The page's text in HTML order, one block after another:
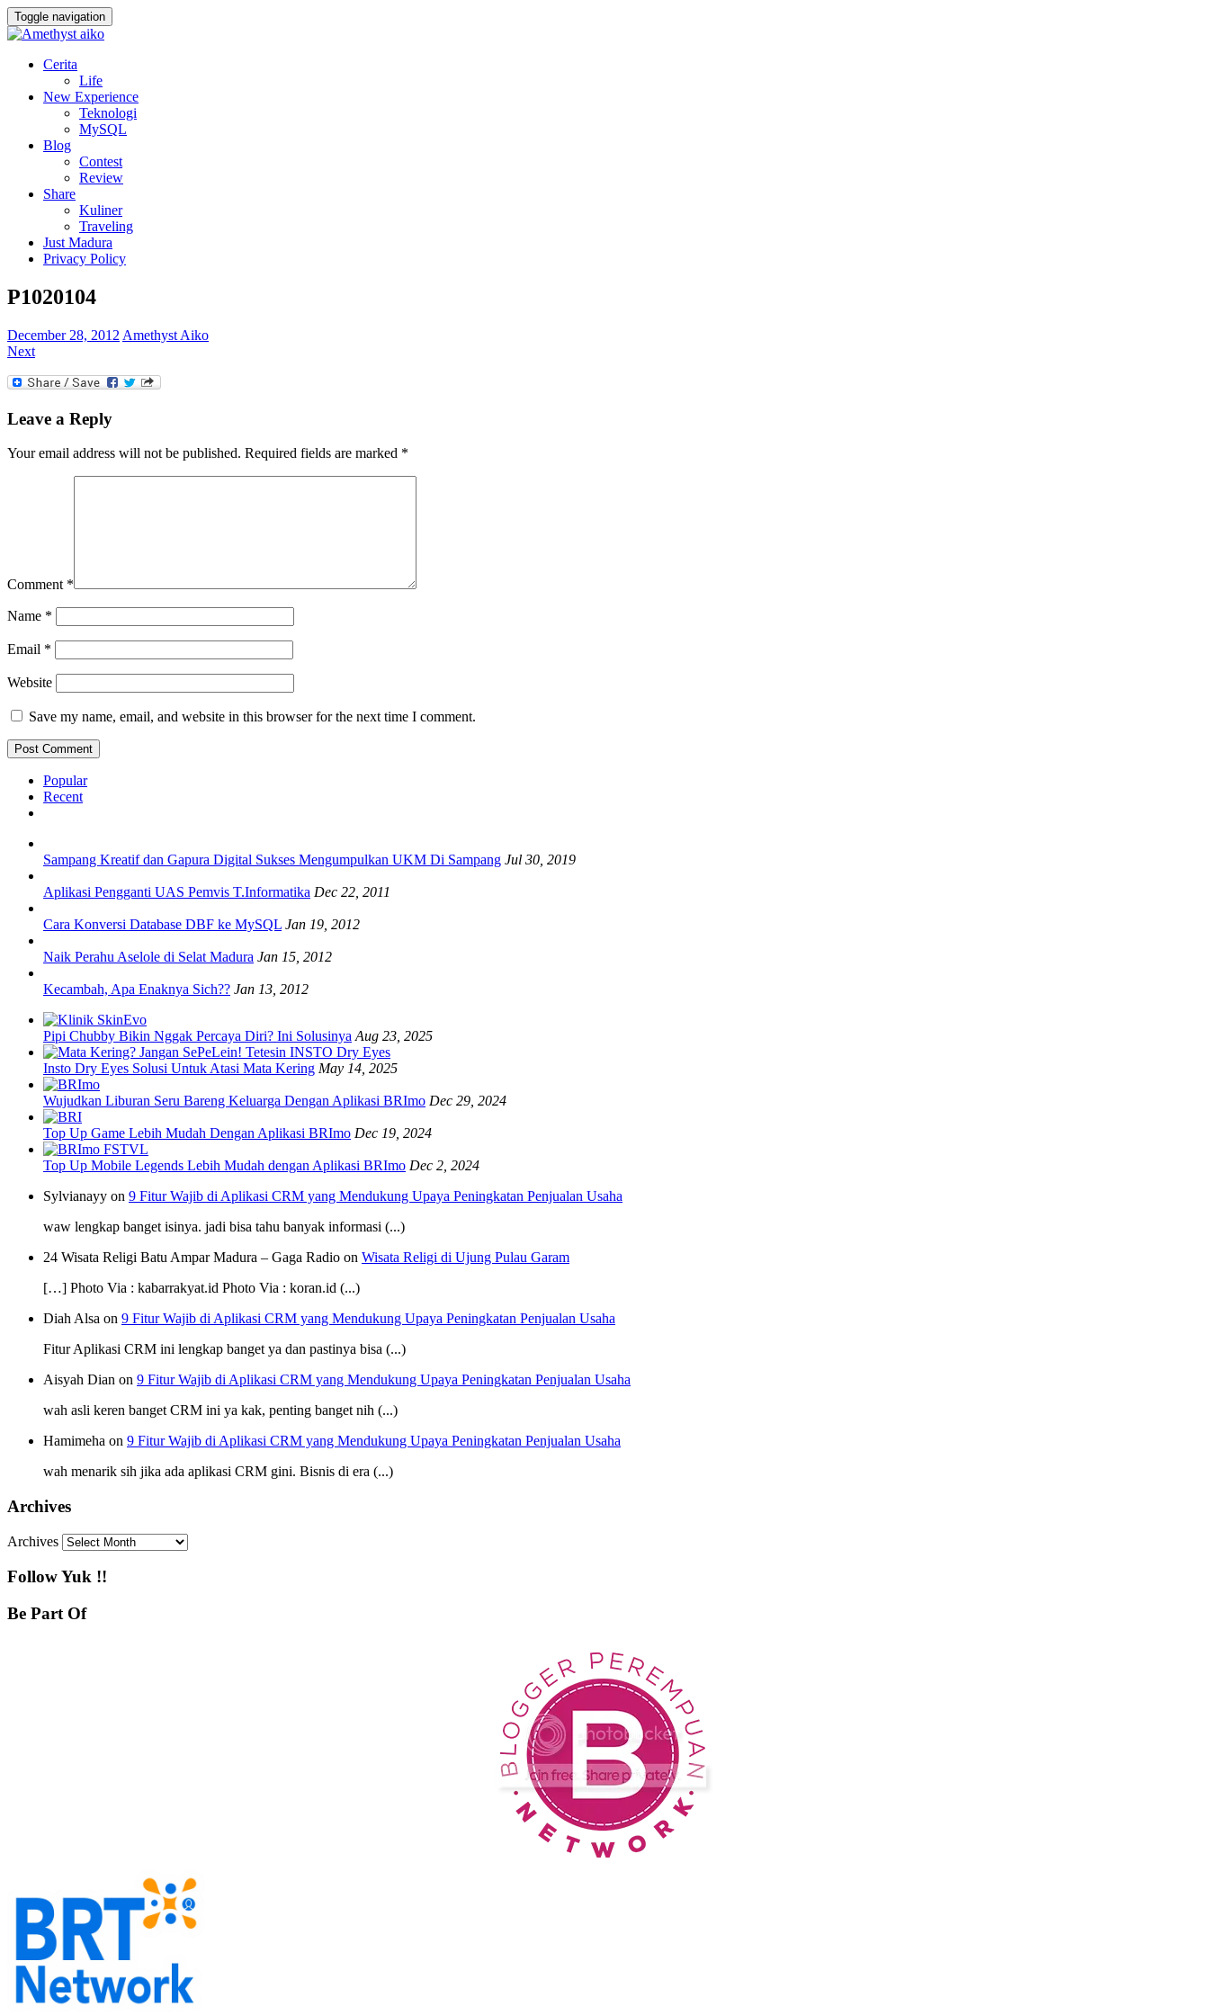
Toggle navigation
Cerita
Life
New Experience
Teknologi
MySQL
Blog
Contest
Review
Share
Kuliner
Traveling
Just Madura
Privacy Policy
P1020104
December 28, 2012 Amethyst Aiko
Next
Leave a Reply
Your email address will not be published. Required fields are marked *
Comment *
Name *
Email *
Website
Save my name, email, and website in this browser for the next time I comment.
Popular
Recent
Sampang Kreatif dan Gapura Digital Sukses Mengumpulkan UKM Di Sampang Jul 30, 2019
Aplikasi Pengganti UAS Pemvis T.Informatika Dec 22, 2011
Cara Konversi Database DBF ke MySQL Jan 19, 2012
Naik Perahu Aselole di Selat Madura Jan 15, 2012
Kecambah, Apa Enaknya Sich?? Jan 13, 2012
Pipi Chubby Bikin Nggak Percaya Diri? Ini Solusinya Aug 23, 2025
Insto Dry Eyes Solusi Untuk Atasi Mata Kering May 14, 2025
Wujudkan Liburan Seru Bareng Keluarga Dengan Aplikasi BRImo Dec 29, 2024
Top Up Game Lebih Mudah Dengan Aplikasi BRImo Dec 19, 2024
Top Up Mobile Legends Lebih Mudah dengan Aplikasi BRImo Dec 2, 2024
Sylvianayy on 9 Fitur Wajib di Aplikasi CRM yang Mendukung Upaya Peningkatan Penjualan Usaha
waw lengkap banget isinya. jadi bisa tahu banyak informasi (...)
24 Wisata Religi Batu Ampar Madura – Gaga Radio on Wisata Religi di Ujung Pulau Garam
[…] Photo Via : kabarrakyat.id Photo Via : koran.id (...)
Diah Alsa on 9 Fitur Wajib di Aplikasi CRM yang Mendukung Upaya Peningkatan Penjualan Usaha
Fitur Aplikasi CRM ini lengkap banget ya dan pastinya bisa (...)
Aisyah Dian on 9 Fitur Wajib di Aplikasi CRM yang Mendukung Upaya Peningkatan Penjualan Usaha
wah asli keren banget CRM ini ya kak, penting banget nih (...)
Hamimeha on 9 Fitur Wajib di Aplikasi CRM yang Mendukung Upaya Peningkatan Penjualan Usaha
wah menarik sih jika ada aplikasi CRM gini. Bisnis di era (...)
Archives
Archives
Follow Yuk !!
Be Part Of